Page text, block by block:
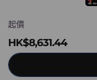
1
1
起價
HK$8,631.44